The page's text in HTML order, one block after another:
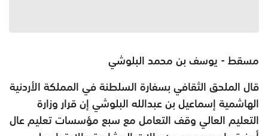
مسقط - يوسف بن محمد البلوشي
قال الملحق الثقافي بسفارة السلطنة في المملكة الأردنية
الهاشمية إسماعيل بن عبدالله البلوشي إن قرار وزارة
التعليم العالي وقف التعامل مع سبع مؤسسات تعليم عال